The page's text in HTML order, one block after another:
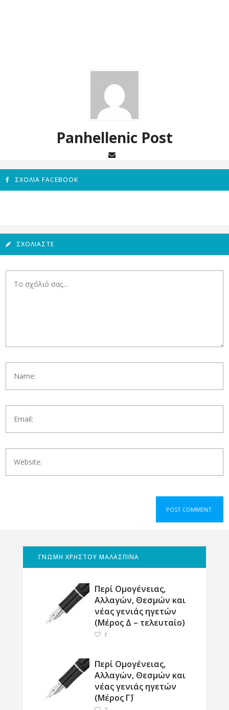
Panhellenic Post
ΣΧΌΛΙΑ FACEBOOK
ΣΧΟΛΙΆΣΤΕ
ΓΝΩΜΗ ΧΡΗΣΤΟΥ ΜΑΛΑΣΠΙΝΑ
Περί Ομογένειας,
Αλλαγών, Θεσμών και
νέας γενιάς ηγετών
(Μέρος Δ – τελευταίο)
1
Περί Ομογένειας,
Αλλαγών, Θεσμών και
νέας γενιάς ηγετών
(Μέρος Γ΄)